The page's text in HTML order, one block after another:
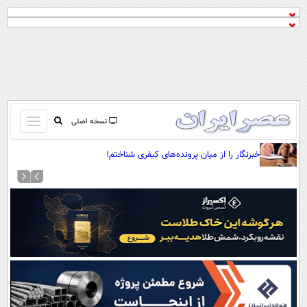
نسخه اصلی
باز
و
کردن
صفحه اول
آرشیو
نظرسنجی
آب و هوا
اوقات شرعی
سواد زندگی
خبرنگار را از میان پرونده‌های کیفری شناختم!